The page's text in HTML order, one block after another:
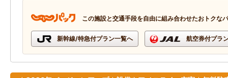
この施設と交通手段を自由に組み合わせたおトクな
新幹線/特急付プラン一覧へ 航空券付プラ